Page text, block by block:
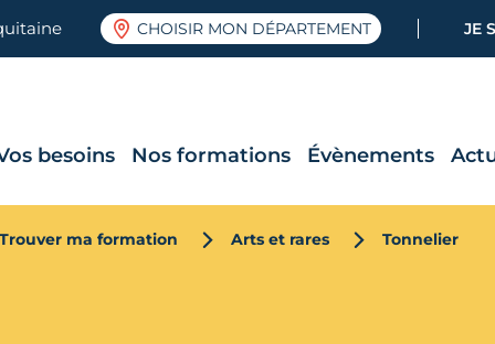
CHOISIR MON DÉPARTEMENT JE
besoins Nos formations Évènements
Trouver ma formation Arts et rares Tonnelier